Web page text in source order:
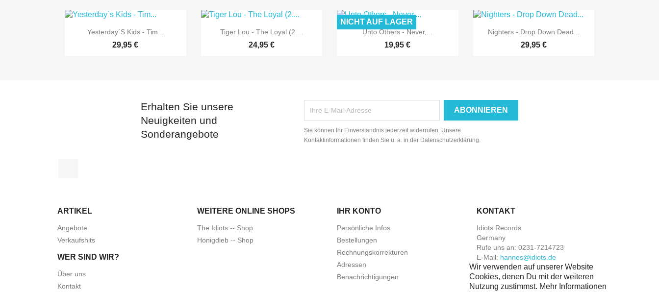
 Vorschau
Yesterday´s Kids - Tim...
29,95 €
 Vorschau
Tiger Lou - The Loyal (2....
24,95 €
 Vorschau
Unto Others - Never,...
19,95 €
NICHT AUF LAGER
 Vorschau
Nighters - Drop Down Dead...
29,95 €
Erhalten Sie unsere
Neuigkeiten und
Sonderangebote
Sie können Ihr Einverständnis jederzeit widerrufen. Unsere
Kontaktinformationen finden Sie u. a. in der Datenschutzerklärung.
ARTIKEL
Angebote
Verkaufshits
WEITERE ONLINE SHOPS
The Idiots -- Shop
Honigdieb -- Shop
WER SIND WIR?
Über uns
Kontakt
IHR KONTO
Persönliche Infos
Bestellungen
Rechnungskorrekturen
Adressen
Benachrichtigungen
KONTAKT
Idiots Records
Germany
Rufe uns an: 0231-7214723
E-Mail: hannes@idiots.de
Wir verwenden auf unserer Website
Cookies, denen Du mit der weiteren
Nutzung zustimmst. Mehr Informationen